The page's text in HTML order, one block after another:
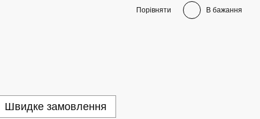
Порівняти В бажання
Швидке замовлення